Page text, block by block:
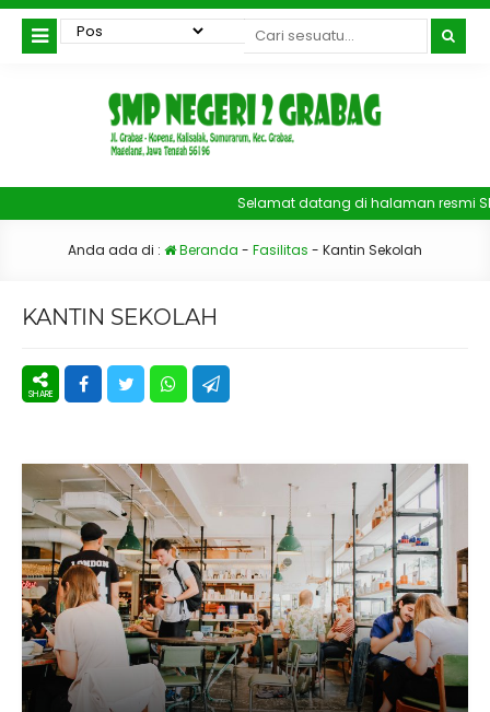
Selamat datang di halaman resmi
Anda ada di : Beranda - Fasilitas - Kantin Sekolah
KANTIN SEKOLAH